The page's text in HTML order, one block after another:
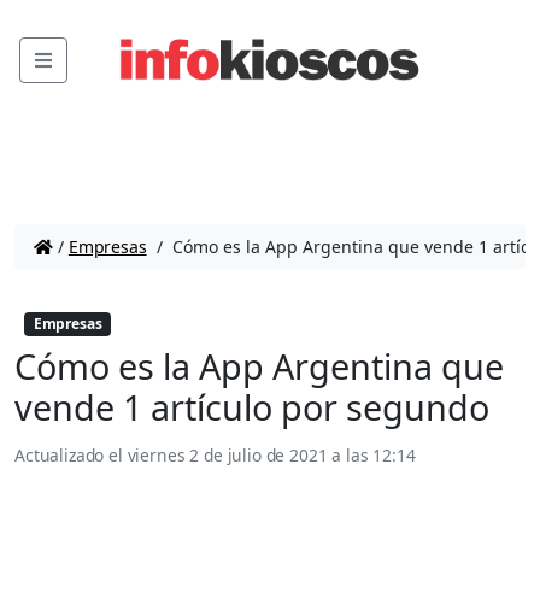
Menu
/ Empresas / Cómo es la App Argentina que vende 1
Empresas
Cómo es la App Argentina que
vende 1 artículo por segundo
Actualizado el viernes 2 de julio de 2021 a las 12:14